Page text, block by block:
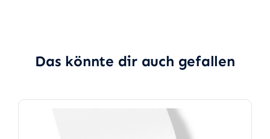
Das könnte dir auch gefallen